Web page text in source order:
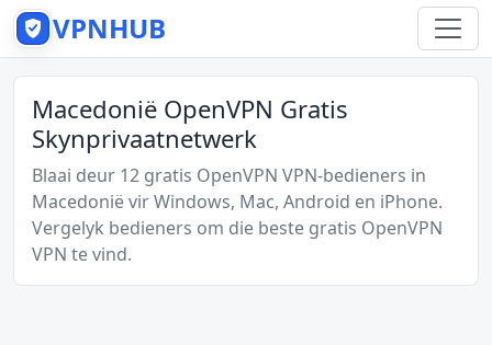
VPNHUB
Macedonië OpenVPN Gratis
Skynprivaatnetwerk
Blaai deur 12 gratis OpenVPN VPN-bedieners in
Macedonië vir Windows, Mac, Android en iPhone.
Vergelyk bedieners om die beste gratis OpenVPN
VPN te vind.